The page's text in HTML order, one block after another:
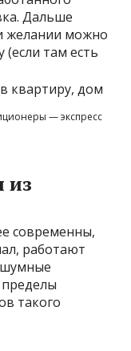
Дальше
желании можно
там есть
— экспресс
из
современны,
работают
шумные
такого